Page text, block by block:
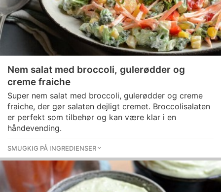
Nem salat med broccoli, gulerødder og
creme fraiche
Super nem salat med broccoli, gulerødder og creme
fraiche, der gør salaten dejligt cremet. Broccolisalaten
er perfekt som tilbehør og kan være klar i en
håndevending.
SMUGKIG PÅ INGREDIENSER